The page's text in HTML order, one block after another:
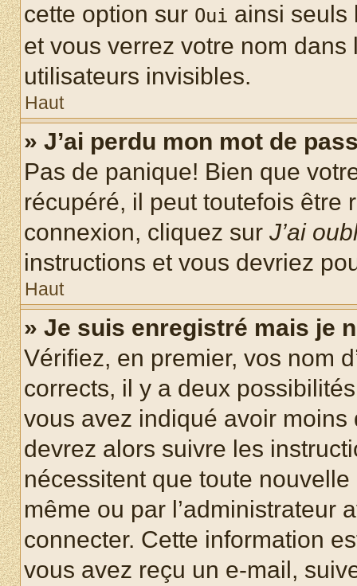
cette option sur Oui ainsi seuls
et vous verrez votre nom
utilisateurs invisibles.
Haut
» J’ai perdu mon mot de
Pas de panique! Bien que
récupéré, il peut toutefois être
connexion, cliquez sur J’ai
instructions et vous devriez
Haut
» Je suis enregistré mais je
Vérifiez, en premier, vos nom
corrects, il y a deux
vous avez indiqué avoir moins
devrez alors suivre les
nécessitent que toute
même ou par l’administrateur
connecter. Cette information
vous avez reçu un e-mail,